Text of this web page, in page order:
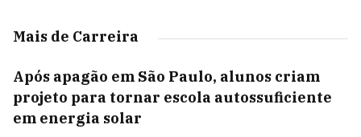
Mais de Carreira
Após apagão em São Paulo, alunos criam
projeto para tornar escola autossuficiente
em energia solar